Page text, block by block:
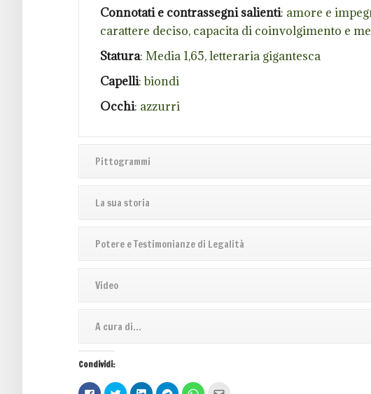
Connotati e contrassegni salienti: amore e
carattere deciso, capacita di coinvolgimento e
Statura: Media 1,65, letteraria gigantesca
Capelli: biondi
Occhi: azzurri
Pittogrammi
La sua storia
Potere e Testimonianze di Legalità
Video
A cura di...
Condividi:
Fai Fai Fai Fai Fai